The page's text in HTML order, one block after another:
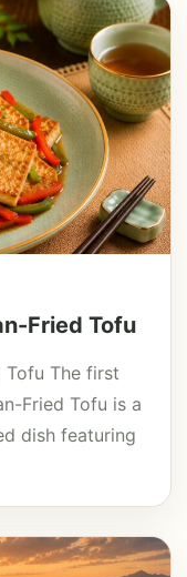
Fried Tofu
Tofu The first
Fried Tofu is a
dish featuring